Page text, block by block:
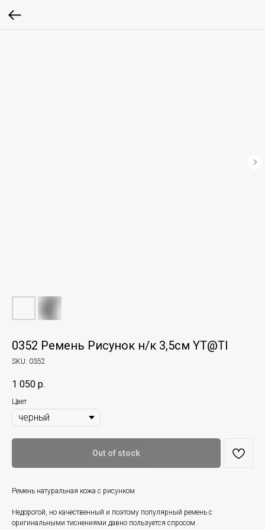
0352 Ремень Рисунок н/к 3,5см YT@TI
SKU: 0352
1 050 р.
Цвет
Out of stock
Ремень натуральная кожа с рисунком
Недорогой, но качественный и поэтому популярный ремень с
оригинальными тиснениями давно пользуется спросом .